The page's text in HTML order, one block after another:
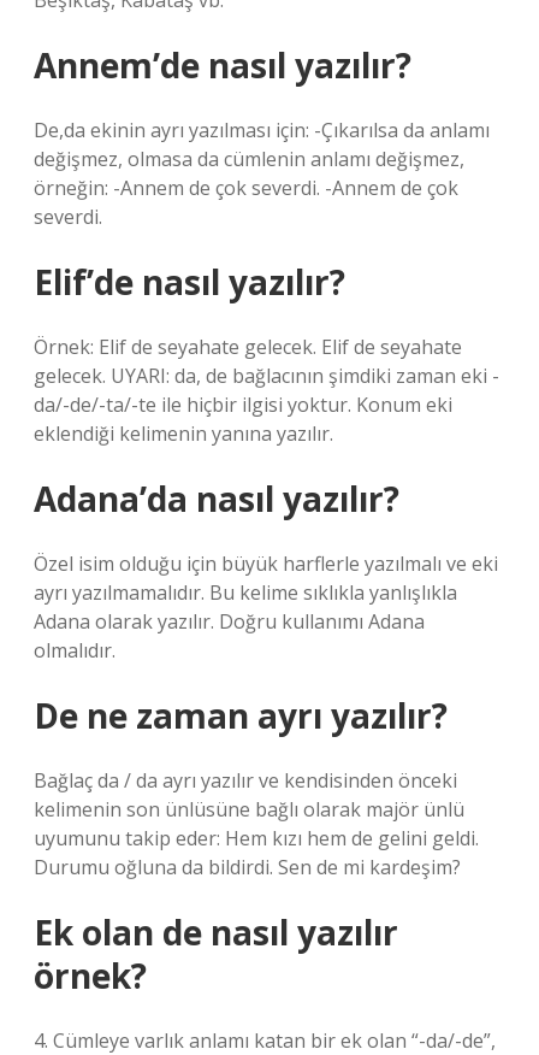
Annem’de nasıl yazılır?
De,da ekinin ayrı yazılması için: -Çıkarılsa da anlamı
değişmez, olmasa da cümlenin anlamı değişmez,
örneğin: -Annem de çok severdi. -Annem de çok
severdi.
Elif’de nasıl yazılır?
Örnek: Elif de seyahate gelecek. Elif de seyahate
gelecek. UYARI: da, de bağlacının şimdiki zaman eki -
da/-de/-ta/-te ile hiçbir ilgisi yoktur. Konum eki
eklendiği kelimenin yanına yazılır.
Adana’da nasıl yazılır?
Özel isim olduğu için büyük harflerle yazılmalı ve eki
ayrı yazılmamalıdır. Bu kelime sıklıkla yanlışlıkla
Adana olarak yazılır. Doğru kullanımı Adana
olmalıdır.
De ne zaman ayrı yazılır?
Bağlaç da / da ayrı yazılır ve kendisinden önceki
kelimenin son ünlüsüne bağlı olarak majör ünlü
uyumunu takip eder: Hem kızı hem de gelini geldi.
Durumu oğluna da bildirdi. Sen de mi kardeşim?
Ek olan de nasıl yazılır
örnek?
4. Cümleye varlık anlamı katan bir ek olan “-da/-de”,